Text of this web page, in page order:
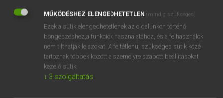
SZOTAR.NET APPLIKÁCIÓ
MŰKÖDÉSHEZ ELENGEDHETETLEN (mindig szükséges)
Ezek a sütik elengedhetetlenek az oldalunkon történő
böngészéshez,a funkciók használatához, és a felhasználók
nem tilthatják le azokat. A feltétlenül szükséges sütik közé
tartoznak többek között a személyre szabott beállításokat
kezelő sütik.
↓ 3 szolgáltatás